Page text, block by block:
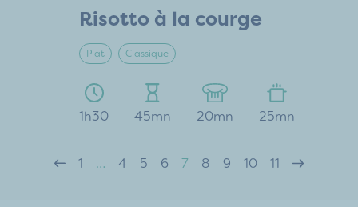
Risotto à la courge
Plat Classique
1h30 45mn 20mn 25mn
1 … 4 5 6 7 8 9 10 11